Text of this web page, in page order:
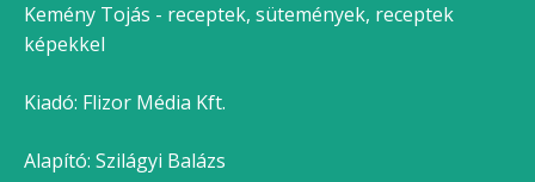
Kemény Tojás - receptek, sütemények, receptek
képekkel
Kiadó: Flizor Média Kft.
Alapító: Szilágyi Balázs